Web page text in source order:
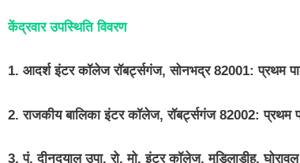
केंद्रवार उपस्थिति विवरण
1. आदर्श इंटर कॉलेज रॉबर्ट्सगंज, सोनभद्र 82001: प्रथम
2. राजकीय बालिका इंटर कॉलेज, रॉबर्ट्सगंज 82002: प्रथम
3. पं. दीनदयाल उपा. रो. मो. इंटर कॉलेज, मुड़िलाडीह,